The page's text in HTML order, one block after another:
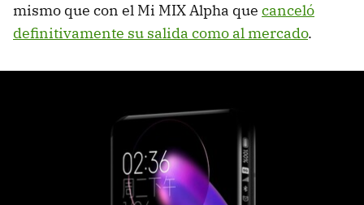
mismo que con el Mi MIX Alpha que canceló
definitivamente su salida como al mercado.